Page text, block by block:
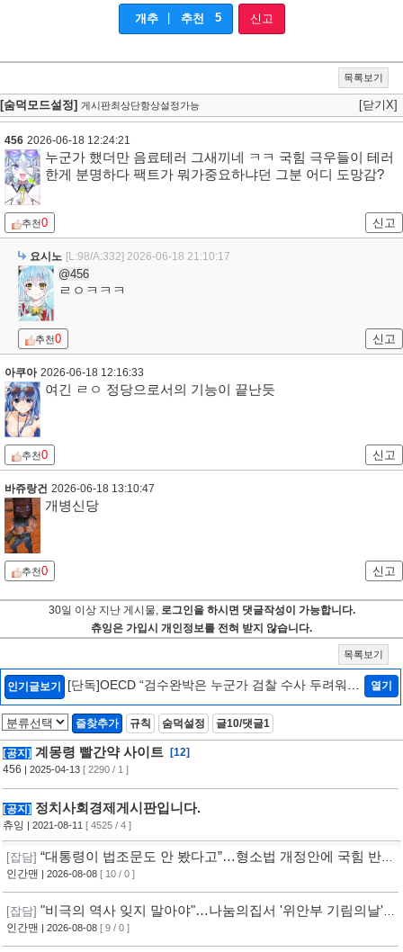
개추 추천 5 신고
목록보기
[숨덕모드설정] 게시판최상단항상설정가능 [닫기X]
456 2026-06-18 12:24:21
누군가 했더만 음료테러 그새끼네 ㅋㅋ 국힘 극우들이 테러
한게 분명하다 팩트가 뭐가중요하냐던 그분 어디 도망감?
추천0 신고
요시노 [L:98/A:332] 2026-06-18 21:10:17
@456
ㄹㅇㅋㅋㅋ
추천0 신고
아쿠아 2026-06-18 12:16:33
여긴 ㄹㅇ 정당으로서의 기능이 끝난듯
추천0 신고
바쥬랑건 2026-06-18 13:10:47
개병신당
추천0 신고
30일 이상 지난 게시물, 로그인을 하시면 댓글작성이 가능합니다.
츄잉은 가입시 개인정보를 전혀 받지 않습니다.
목록보기
인기글보기
[단독]OECD “검수완박은 누군가 검찰 수사 두려워하
는 것…韓정부에 엄중 경고안 낼 수도”[인터뷰/법조
Zoom In] [2]
열기
즐찾추가 규칙 숨덕설정 글10/댓글1
[공지] 계몽령 빨간약 사이트
[12]
456 | 2025-04-13 [ 2290 / 1 ]
[공지] 정치사회경제게시판입니다.
츄잉 | 2021-08-11 [ 4525 / 4 ]
[잡담] “대통령이 법조문도 안 봤다고”…형소법 개정안에 국힘 반발
심화
인간맨 | 2026-08-08 [ 10 / 0 ]
[잡담] "비극의 역사 잊지 말아야"…나눔의집서 '위안부 기림의날'
행사
인간맨 | 2026-08-08 [ 9 / 0 ]